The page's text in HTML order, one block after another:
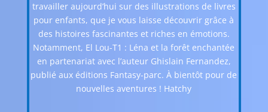
travailler aujourd’hui sur des illustrations de livres
pour enfants, que je vous laisse découvrir grâce à
des histoires fascinantes et riches en émotions.
Notamment, El Lou-T1 : Léna et la forêt enchantée
en partenariat avec l’auteur Ghislain Fernandez,
publié aux éditions Fantasy-parc. À bientôt pour de
nouvelles aventures ! Hatchy